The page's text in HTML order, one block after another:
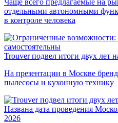
Чаще всего предлагаемые на
отдельными автономными
в контроле человека
Trouver подвел итоги двух лет
На презентации в Москве
пылесосы и кухонную технику
Названа дата проведения
2026